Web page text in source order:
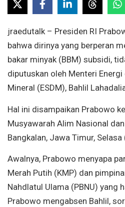
jraedutalk – Presiden RI
bahwa dirinya yang berperan
bakar minyak (BBM) subsidi,
diputuskan oleh Menteri Energi
Mineral (ESDM), Bahlil
Hal ini disampaikan Prabowo
Musyawarah Alim Nasional
Bangkalan, Jawa Timur,
Awalnya, Prabowo menyapa
Merah Putih (KMP) dan
Nahdlatul Ulama (PBNU) yang
Prabowo mengabsen Bahlil,